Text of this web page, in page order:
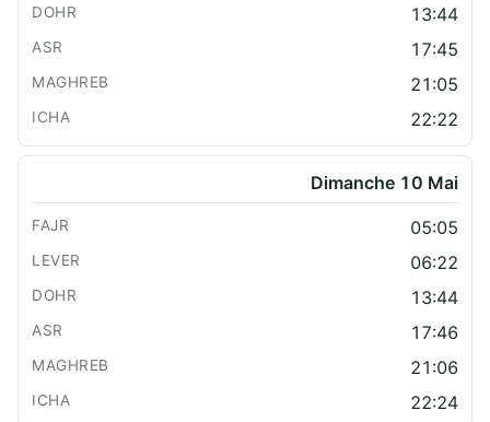
13:44
17:45
21:05
22:22
Dimanche 10 Mai
05:05
06:22
13:44
17:46
21:06
22:24